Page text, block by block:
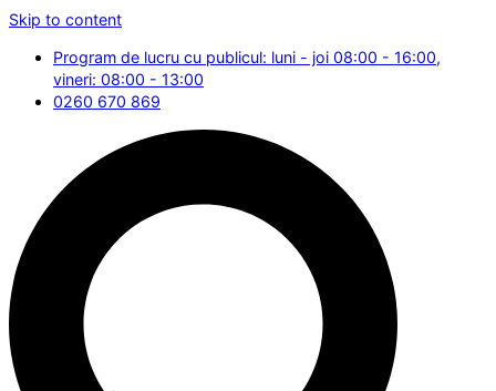
Skip to content
Program de lucru cu publicul: luni - joi 08:00 - 16:00,
vineri: 08:00 - 13:00
0260 670 869